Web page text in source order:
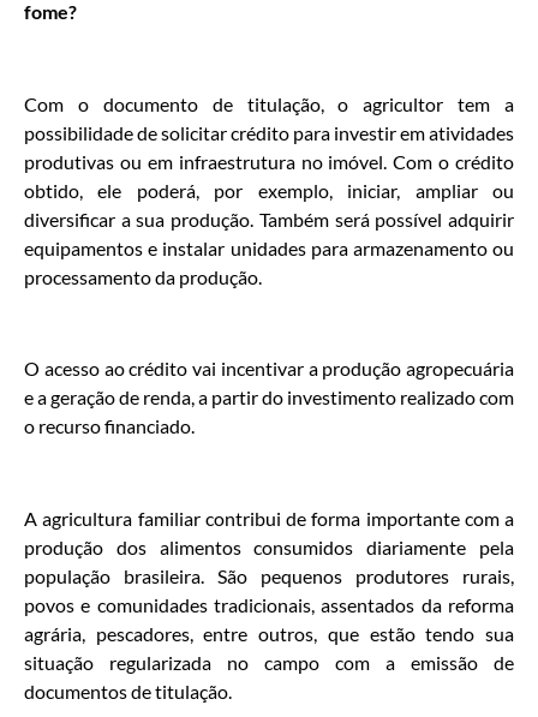
fome?
Com o documento de titulação, o agricultor tem a
possibilidade de solicitar crédito para investir em atividades
produtivas ou em infraestrutura no imóvel. Com o crédito
obtido, ele poderá, por exemplo, iniciar, ampliar ou
diversificar a sua produção. Também será possível adquirir
equipamentos e instalar unidades para armazenamento ou
processamento da produção.
O acesso ao crédito vai incentivar a produção agropecuária
e a geração de renda, a partir do investimento realizado com
o recurso financiado.
A agricultura familiar contribui de forma importante com a
produção dos alimentos consumidos diariamente pela
população brasileira. São pequenos produtores rurais,
povos e comunidades tradicionais, assentados da reforma
agrária, pescadores, entre outros, que estão tendo sua
situação regularizada no campo com a emissão de
documentos de titulação.